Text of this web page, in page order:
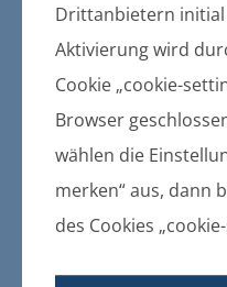
Drittanbietern initial
Aktivierung wird
Cookie „cookie-
Browser
wählen die
merken“ aus, dann
des Cookies
Einladung zur
in der Gemeinde
weitere